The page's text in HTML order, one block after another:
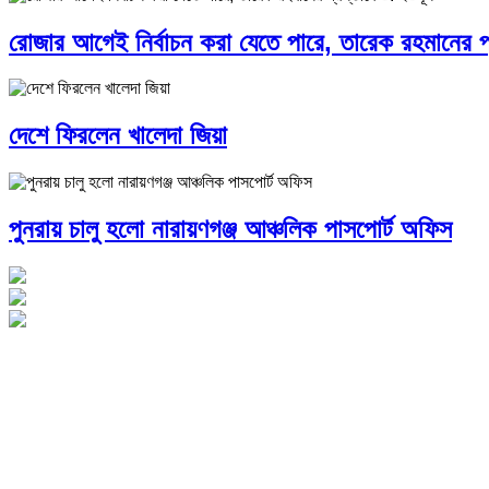
রোজার আগেই নির্বাচন করা যেতে পারে, তারেক
দেশে ফিরলেন খালেদা জিয়া
পুনরায় চালু হলো নারায়ণগঞ্জ আঞ্চলিক পাসপোর্ট অফিস